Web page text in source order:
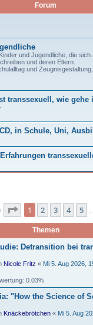
Forum
und Jugendliche, die
und deren Eltern.
und
transsexuell, wie gehe
in Schule, Uni,
Seite 1 von 29
1 2 3 4 5
Themen
Detransition bei
Nicole Fritz « Mi 5. Aug 2026,
0.03%
"How the Science of
Knäckebrötchen « Mi 5. Aug